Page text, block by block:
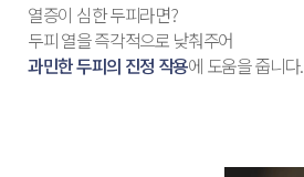
열증이 심한 두피라면?
두피 열을 즉각적으로 낮춰주어
과민한 두피의 진정 작용에 도움을 줍니다.